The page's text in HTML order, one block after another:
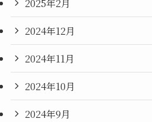
2024年12月
2024年11月
2024年10月
2024年9月